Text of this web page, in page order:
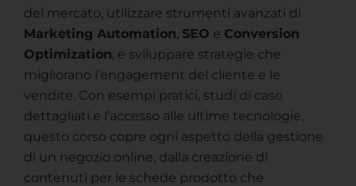
del mercato, utilizzare strumenti avanzati di
Marketing Automation, SEO e Conversion
Optimization, e sviluppare strategie che
migliorano l’engagement del cliente e le
vendite. Con esempi pratici, studi di caso
dettagliati e l’accesso alle ultime tecnologie,
questo corso copre ogni aspetto della gestione
di un negozio online, dalla creazione di
contenuti per le schede prodotto che